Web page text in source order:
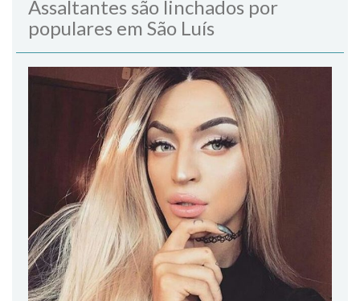
Assaltantes são linchados por
populares em São Luís